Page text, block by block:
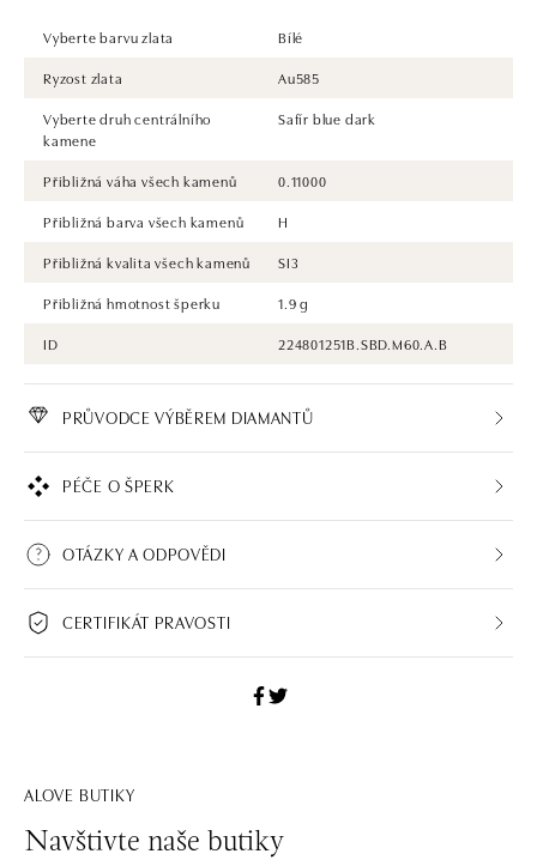
Vyberte barvu zlata
Bílé
Ryzost zlata
Au585
Vyberte druh centrálního
kamene
Safír blue dark
Přibližná váha všech kamenů
0.11000
Přibližná barva všech kamenů
H
Přibližná kvalita všech kamenů
SI3
Přibližná hmotnost šperku
1.9 g
ID
224801251B.SBD.M60.A.B
PRŮVODCE VÝBĚREM DIAMANTŮ
PÉČE O ŠPERK
OTÁZKY A ODPOVĚDI
CERTIFIKÁT PRAVOSTI
ALOVE BUTIKY
Navštivte naše butiky